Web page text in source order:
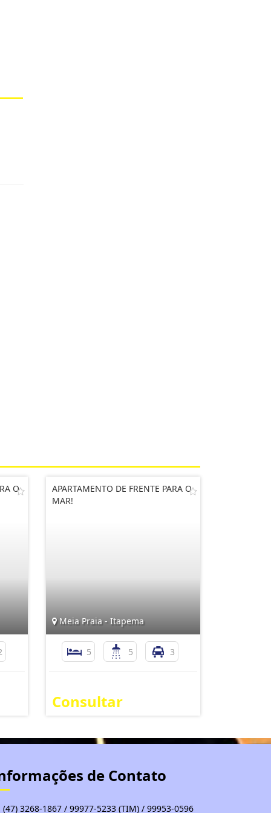
O
APARTAMENTO DE FRENTE PARA O
MAR!
Meia Praia - Itapema
5 5 3
Consultar
de Contato
(47) 3268-1867 / 99977-5233 (TIM) / 99953-0596